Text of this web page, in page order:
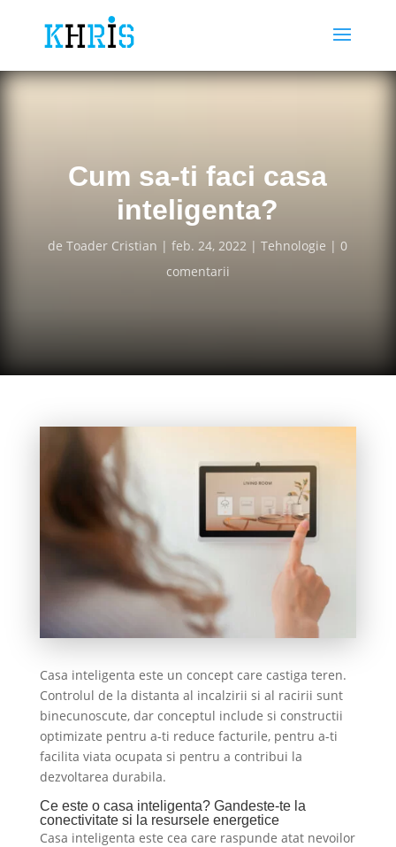
Cum sa-ti faci casa
inteligenta?
deToader Cristian feb. 24, 2022 Tehnologie
0
comentarii
Casa inteligenta este un concept care castiga teren.
Controlul de la distanta al incalzirii si al racirii sunt
binecunoscute, dar conceptul include si constructii
optimizate pentru a-ti reduce facturile, pentru a-ti
facilita viata ocupata si pentru a contribui la
dezvoltarea durabila.
Ce este o casa inteligenta? Gandeste-te la
conectivitate si la resursele energetice
Casa inteligenta este cea care raspunde atat nevoilor